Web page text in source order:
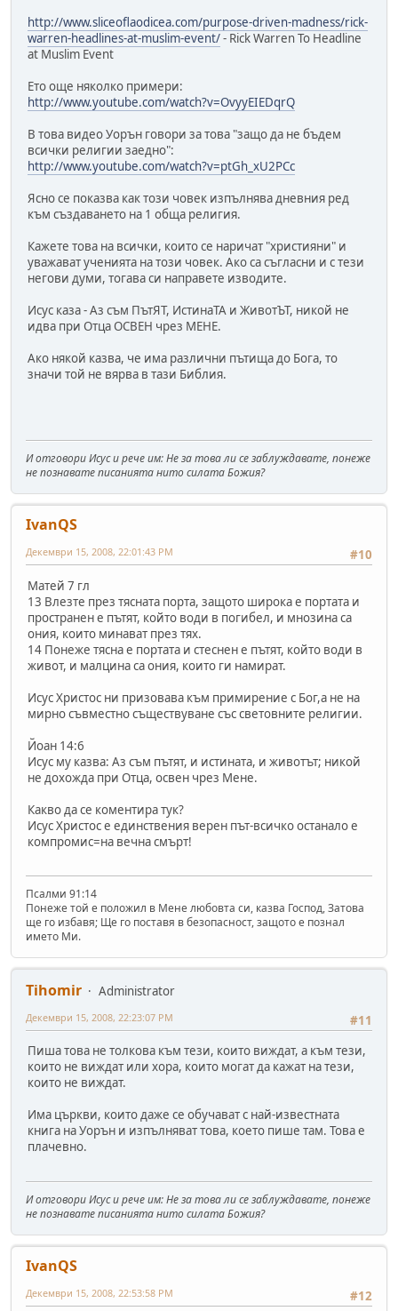
http://www.sliceoflaodicea.com/purpose-driven-madness/rick-
warren-headlines-at-muslim-event/- Rick Warren To Headline
at Muslim Event
Ето още няколко примери:
http://www.youtube.com/watch?v=OvyyEIEDqrQ
В това видео Уорън говори за това "защо да не бъдем
всички религии заедно":
http://www.youtube.com/watch?v=ptGh_xU2PCc
Ясно се показва как този човек изпълнява дневния ред
към създаването на 1 обща религия.
Кажете това на всички, които се наричат "християни" и
уважават ученията на този човек. Ако са съгласни и с тези
негови думи, тогава си направете изводите.
Исус каза - Аз съм ПътЯТ, ИстинаТА и ЖивотЪТ, никой не
идва при Отца ОСВЕН чрез МЕНЕ.
Ако някой казва, че има различни пътища до Бога, то
значи той не вярва в тази Библия.
И отговори Исус и рече им: Не за това ли се заблуждавате, понеже
не познавате писанията нито силата Божия?
IvanQS
#10
Декември 15, 2008, 22:01:43 PM
Матей 7 гл
13 Влезте през тясната порта, защото широка е портата и
пространен е пътят, който води в погибел, и мнозина са
ония, които минават през тях.
14 Понеже тясна е портата и стеснен е пътят, който води в
живот, и малцина са ония, които ги намират.
Исус Христос ни призовава към примирение с Бог,а не на
мирно съвместно съществуване със световните религии.
Йоан 14:6
Исус му казва: Аз съм пътят, и истината, и животът; никой
не дохожда при Отца, освен чрез Мене.
Какво да се коментира тук?
Исус Христос е единствения верен път-всичко останало е
компромис=на вечна смърт!
Псалми 91:14
Понеже той е положил в Мене любовта си, казва Господ, Затова
ще го избавя; Ще го поставя в безопасност, защото е познал
името Ми.
Tihomir
Administrator
#11
Декември 15, 2008, 22:23:07 PM
Пиша това не толкова към тези, които виждат, а към тези,
които не виждат или хора, които могат да кажат на тези,
които не виждат.
Има църкви, които даже се обучават с най-известната
книга на Уорън и изпълняват това, което пише там. Това е
плачевно.
И отговори Исус и рече им: Не за това ли се заблуждавате, понеже
не познавате писанията нито силата Божия?
IvanQS
#12
Декември 15, 2008, 22:53:58 PM